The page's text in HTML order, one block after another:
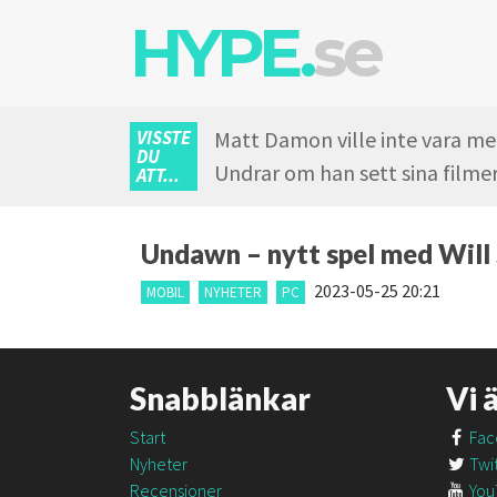
HYPE.se
VISSTE
DU
ATT...
Matt Damon ville inte vara
Undrar om han sett sina
Undawn – nytt spel med
MOBIL NYHETER PC 2023-05-25 20:21
Snabblänkar
Start
Nyheter
Recensioner
Vi